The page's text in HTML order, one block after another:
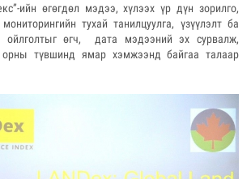
ийн өгөгдөл мэдээ, хүлээх үр дүн зорилго,
тухай танилцуулга, үзүүлэлт ба
ойлголтыг өгч, дата мэдээний эх сурвалж,
орны түвшинд ямар хэмжээнд байгаа талаар